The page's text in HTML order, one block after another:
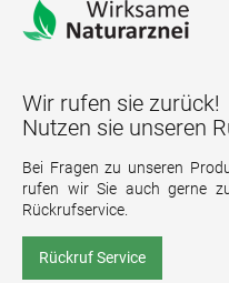
Wir rufen sie zurück!
Nutzen sie unseren
Bei Fragen zu unseren
rufen wir Sie auch gerne
Rückrufservice.
Rückruf Service